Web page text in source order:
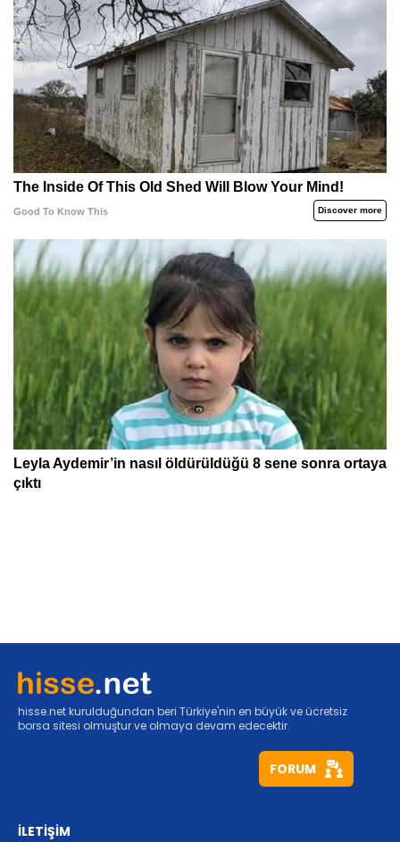
hisse.net kurulduğundan beri Türkiye'nin en büyük ve ücretsiz
borsa sitesi olmuştur ve olmaya devam edecektir.
FORUM
İLETİŞİM